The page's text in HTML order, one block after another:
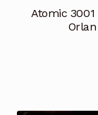
Atomic